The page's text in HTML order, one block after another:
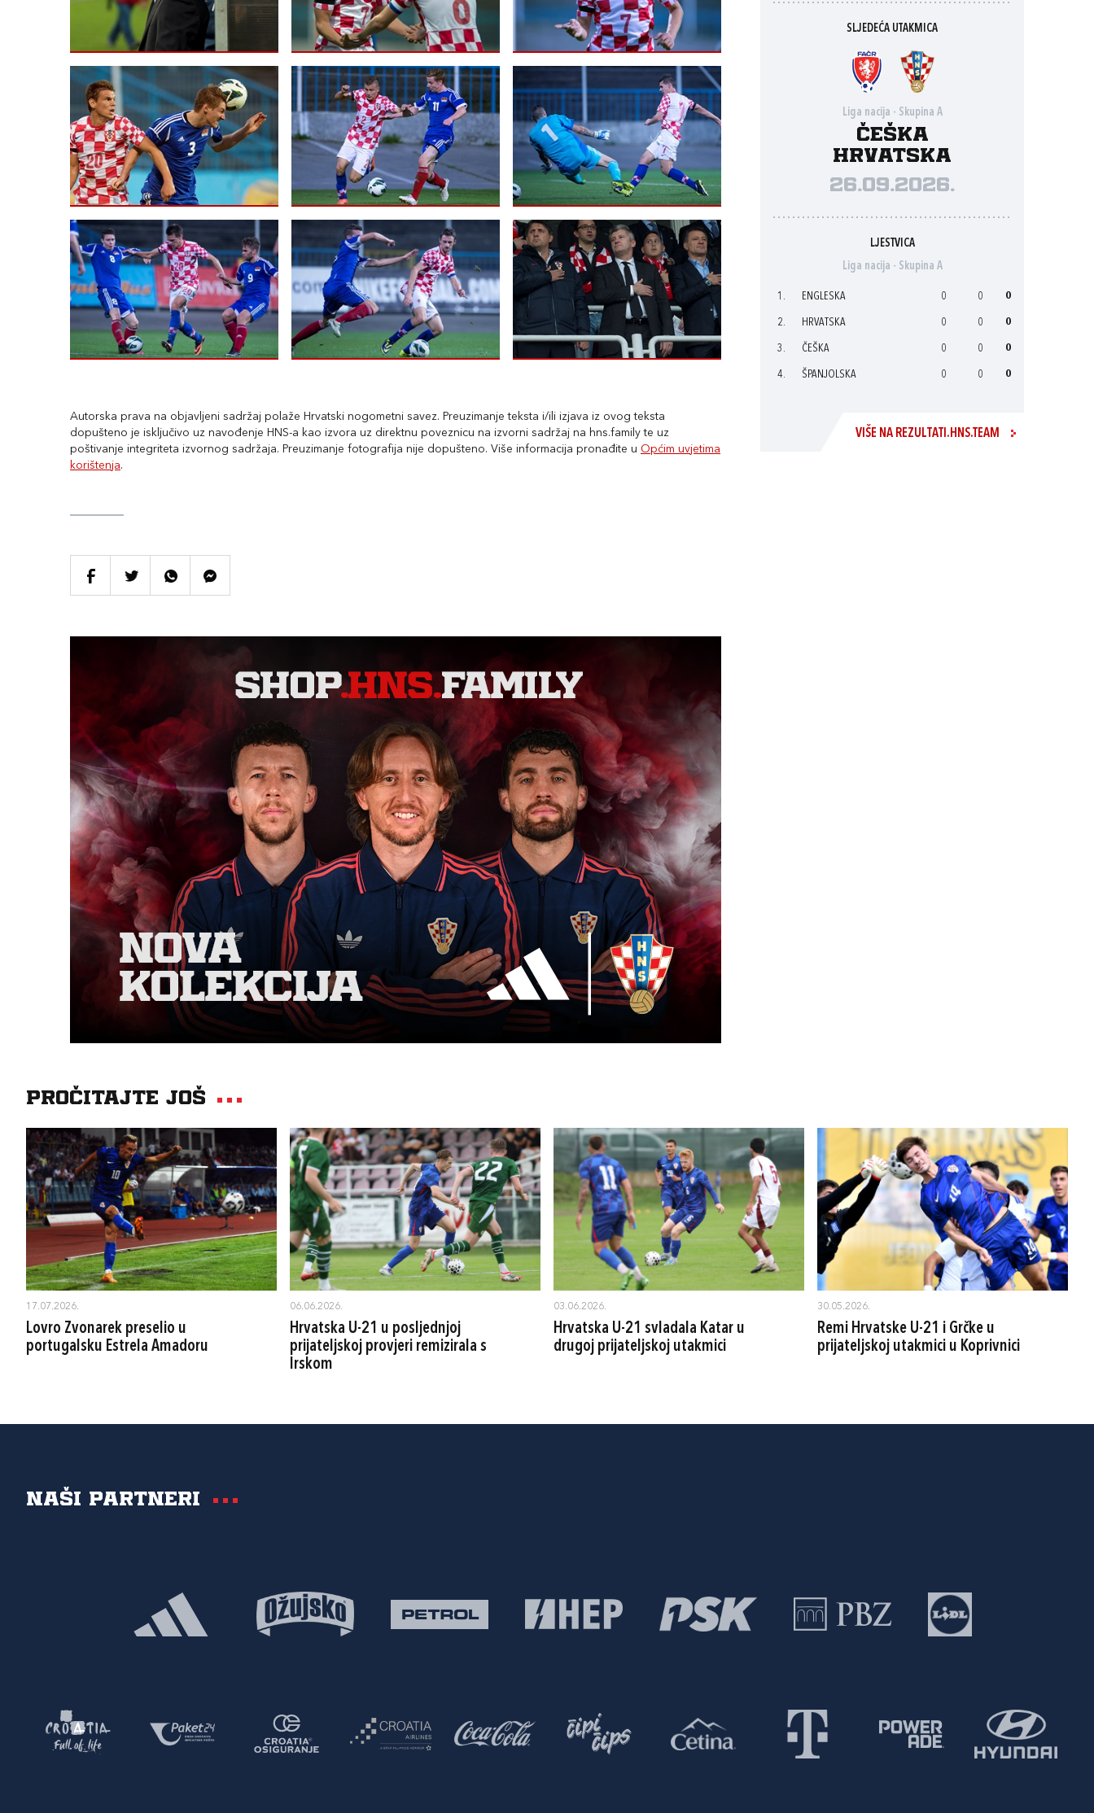
Autorska prava na objavljeni sadržaj polaže Hrvatski nogometni savez. Preuzimanje teksta i/ili izjava iz ovog teksta
dopušteno je isključivo uz navođenje HNS-a kao izvora uz direktnu poveznicu na izvorni sadržaj na hns.family te uz
poštivanje integriteta izvornog sadržaja. Preuzimanje fotografija nije dopušteno. Više informacija pronađite u Općim uvjetima
korištenja.
SLJEDEĆA UTAKMICA
Liga nacija - Skupina A
Češka
Hrvatska
26.09.2026.
LJESTVICA
Liga nacija - Skupina A
1. ENGLESKA 0 0 0
2. HRVATSKA 0 0 0
3. ČEŠKA 0 0 0
4. ŠPANJOLSKA 0 0 0
VIŠE NA REZULTATI.HNS.TEAM
Pročitajte još
17.07.2026.
Lovro Zvonarek preselio u
portugalsku Estrela Amadoru
06.06.2026.
Hrvatska U-21 u posljednjoj
prijateljskoj provjeri remizirala s
Irskom
03.06.2026.
Hrvatska U-21 svladala Katar u
drugoj prijateljskoj utakmici
30.05.2026.
Remi Hrvatske U-21 i Grčke u
prijateljskoj utakmici u Koprivnici
Naši partneri